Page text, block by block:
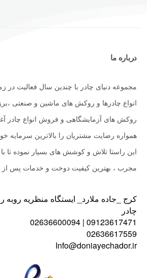
درباره ما
مجموعه دنیای چادر با چندین سال فعالیت
انواع چادرها و روکش های ماشین و صنعتی
روکش های آزمایشگاهی و فروش انواع چادر
همواره رضایت مشتریان را بالاترین سرمایه
این راستا تلاش و کوشش های بسیار نموده تا با
مجرب ، بهترین کیفیت دوخت و خدمات پس از
کرج _جاده ملارد_ ایستگاه منظریه روبه
چادر
09123617471 | 02636600094
02636617559
Info@doniayechador.ir